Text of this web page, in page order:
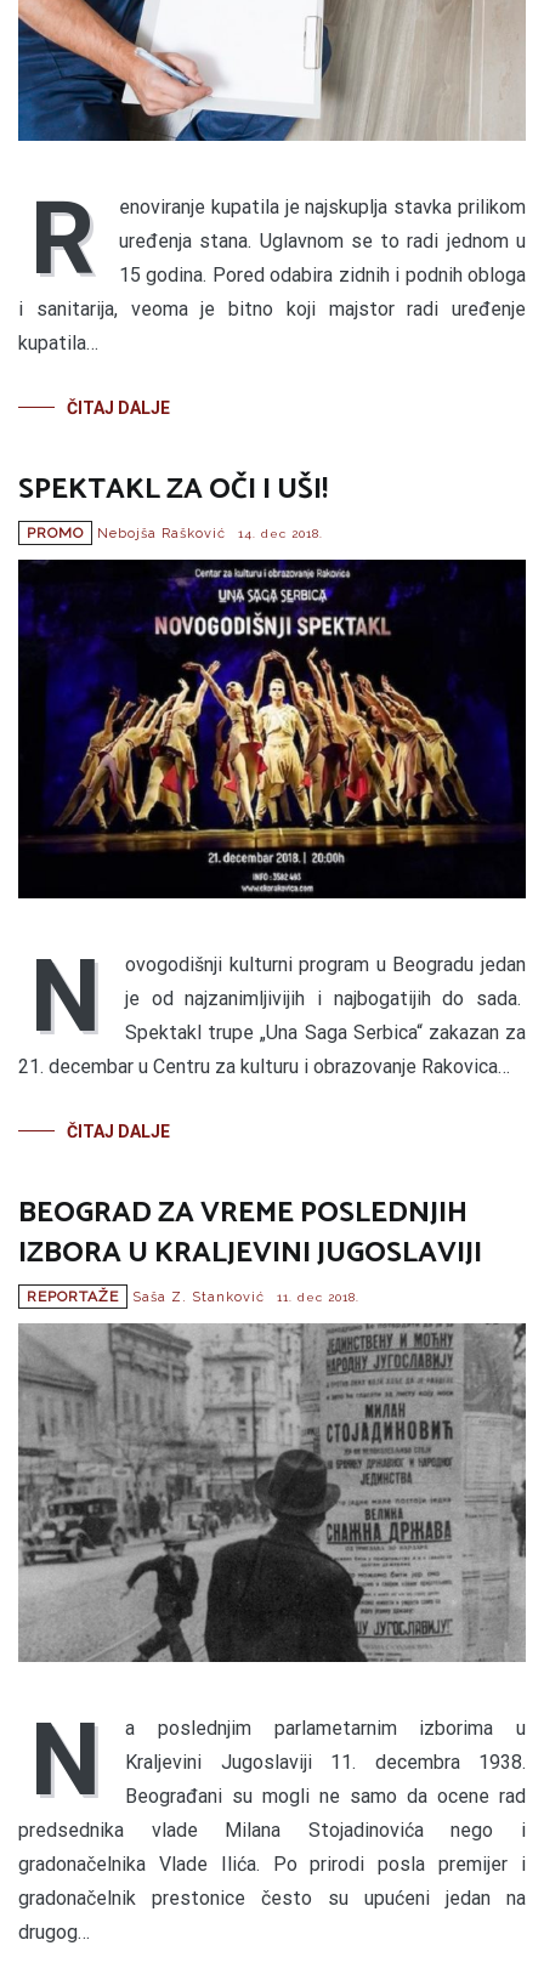
R
enoviranje kupatila je najskuplja stavka prilikom
uređenja stana. Uglavnom se to radi jednom u
15 godina. Pored odabira zidnih i podnih obloga
i sanitarija, veoma je bitno koji majstor radi uređenje
kupatila…
ČITAJ DALJE
SPEKTAKL ZA OČI I UŠI!
PROMO Nebojša Rašković 14. dec 2018.
N
ovogodišnji kulturni program u Beogradu jedan
je od najzanimljivijih i najbogatijih do sada.
Spektakl trupe „Una Saga Serbica“ zakazan za
21. decembar u Centru za kulturu i obrazovanje Rakovica…
ČITAJ DALJE
BEOGRAD ZA VREME POSLEDNJIH
IZBORA U KRALJEVINI JUGOSLAVIJI
REPORTAŽE Saša Z. Stanković 11. dec 2018.
N
a poslednjim parlametarnim izborima u
Kraljevini Jugoslaviji 11. decembra 1938.
Beograđani su mogli ne samo da ocene rad
predsednika vlade Milana Stojadinovića nego i
gradonačelnika Vlade Ilića. Po prirodi posla premijer i
gradonačelnik prestonice često su upućeni jedan na
drugog…